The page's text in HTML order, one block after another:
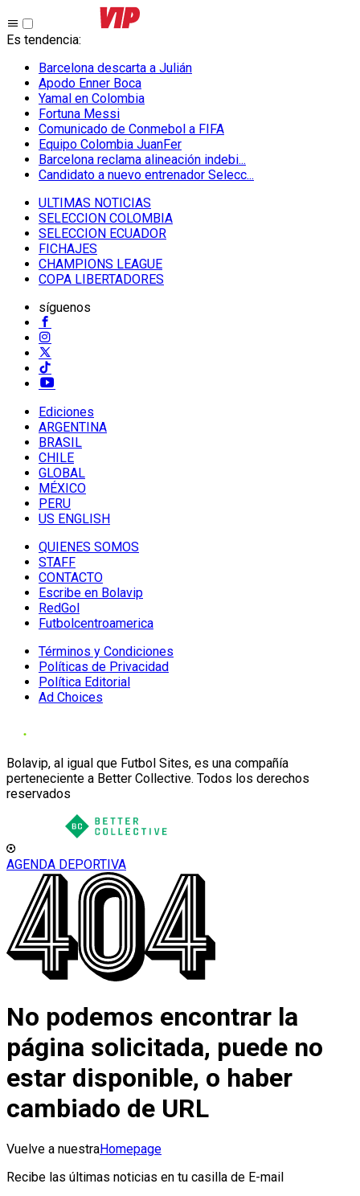
Es tendencia:
Barcelona descarta a Julián
Apodo Enner Boca
Yamal en Colombia
Fortuna Messi
Comunicado de Conmebol a FIFA
Equipo Colombia JuanFer
Barcelona reclama alineación indebi...
Candidato a nuevo entrenador Selecc...
ULTIMAS NOTICIAS
SELECCION COLOMBIA
SELECCION ECUADOR
FICHAJES
CHAMPIONS LEAGUE
COPA LIBERTADORES
síguenos
Ediciones
ARGENTINA
BRASIL
CHILE
GLOBAL
MÉXICO
PERU
US ENGLISH
QUIENES SOMOS
STAFF
CONTACTO
Escribe en Bolavip
RedGol
Futbolcentroamerica
Términos y Condiciones
Políticas de Privacidad
Política Editorial
Ad Choices
Bolavip, al igual que Futbol Sites, es una compañía
perteneciente a Better Collective. Todos los derechos
reservados
AGENDA DEPORTIVA
No podemos encontrar la
página solicitada, puede no
estar disponible, o haber
cambiado de URL
Vuelve a nuestraHomepage
Recibe las últimas noticias en tu casilla de E-mail